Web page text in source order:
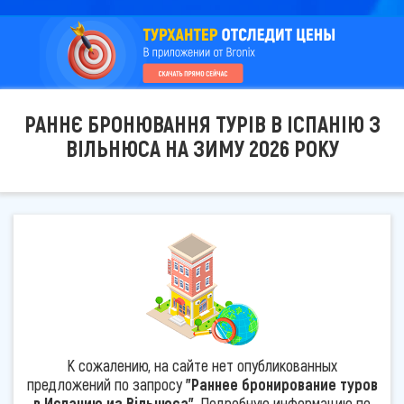
РАННЄ БРОНЮВАННЯ ТУРІВ В ІСПАНІЮ З
ВІЛЬНЮСА НА ЗИМУ 2026 РОКУ
К сожалению, на сайте нет опубликованных
предложений по запросу"Раннее бронирование туров